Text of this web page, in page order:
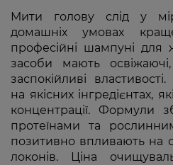
Мити голову слід у
домашніх умовах
професійні шампуні для
засоби мають
заспокійливі
на якісних інгредієнтах,
концентрації. Формули
протеїнами та
позитивно впливають на
локонів. Ціна